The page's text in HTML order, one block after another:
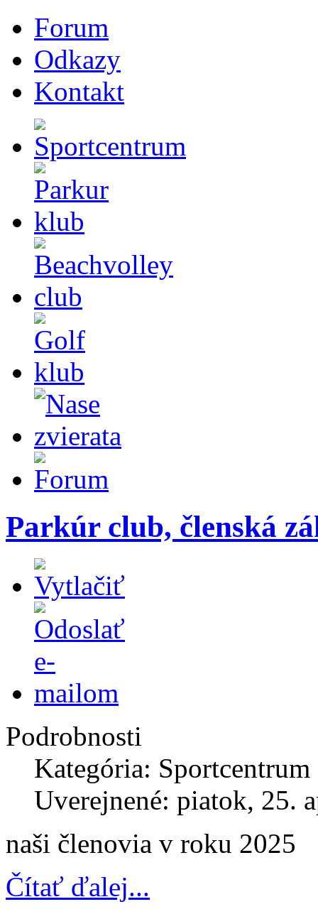
Forum
Odkazy
Kontakt
Parkúr club, členská
Podrobnosti
Kategória: Sportcentrum
Uverejnené: piatok, 25.
naši členovia v roku 2025
Čítať ďalej...